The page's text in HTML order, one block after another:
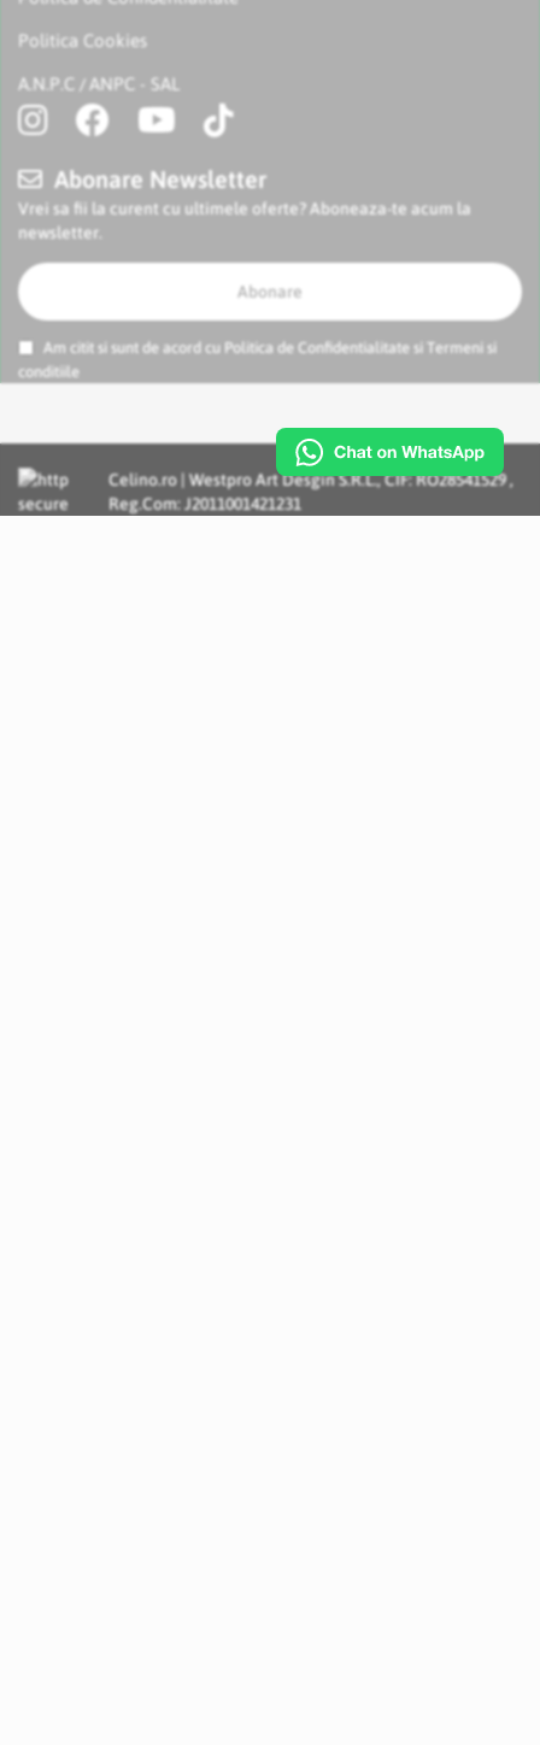
Politica Cookies
A.N.P.C / ANPC - SAL
Abonare Newsletter
Vrei sa fii la curent cu ultimele oferte? Aboneaza-te acum la
newsletter.
Abonare
Am citit si sunt de acord cu Politica de Confidentialitate si
Termeni si
conditiile
Celino.ro | Westpro Art Desgin S.R.L., CIF: RO28541529 ,
Reg.Com: J2011001421231